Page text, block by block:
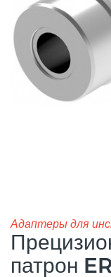
Адаптеры для
патрон